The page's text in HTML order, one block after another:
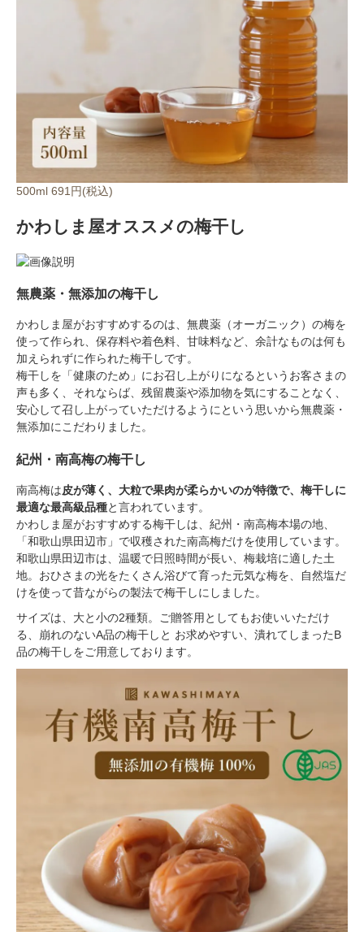
500ml 691円(税込)
かわしま屋オススメの梅干し
無農薬・無添加の梅干し
かわしま屋がおすすめするのは、無農薬（オーガニック）の梅を
使って作られ、保存料や着色料、甘味料など、余計なものは何も
加えられずに作られた梅干しです。
梅干しを「健康のため」にお召し上がりになるというお客さまの
声も多く、それならば、残留農薬や添加物を気にすることなく、
安心して召し上がっていただけるようにという思いから無農薬・
無添加にこだわりました。
紀州・南高梅の梅干し
南高梅は皮が薄く、大粒で果肉が柔らかいのが特徴で、梅干しに
最適な最高級品種と言われています。
かわしま屋がおすすめする梅干しは、紀州・南高梅本場の地、
「和歌山県田辺市」で収穫された南高梅だけを使用しています。
和歌山県田辺市は、温暖で日照時間が長い、梅栽培に適した土
地。おひさまの光をたくさん浴びて育った元気な梅を、自然塩だ
けを使って昔ながらの製法で梅干しにしました。
サイズは、大と小の2種類。ご贈答用としてもお使いいただけ
る、崩れのないA品の梅干しと お求めやすい、潰れてしまったB
品の梅干しをご用意しております。